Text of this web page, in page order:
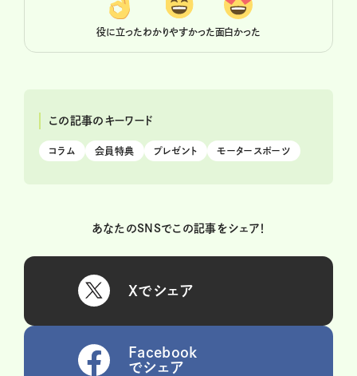
役に立ったわかりやすかった面白かった
この記事のキーワード
コラム 会員特典 プレゼント モータースポーツ
あなたのSNSでこの記事をシェア！
Xでシェア
Facebook
でシェア